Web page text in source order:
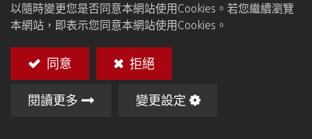
1. 環境
以隨時變更您是否同意本網站使用Cookies。若您繼續瀏覽
本網站，即表示您同意本網站使用Cookies。
同意 拒絕
閱讀更多 變更設定